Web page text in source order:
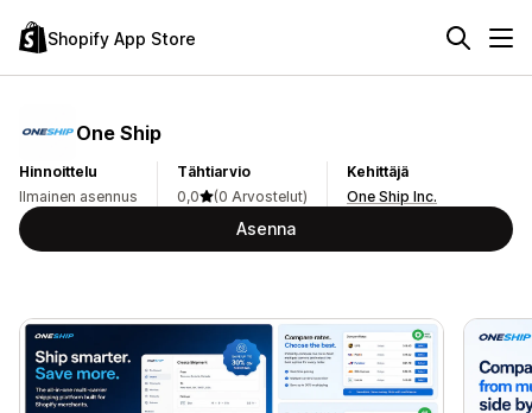
Shopify App Store
One Ship
Hinnoittelu
Ilmainen asennus
Tähtiarvio
0,0
(0 Arvostelut)
Kehittäjä
One Ship Inc.
Asenna